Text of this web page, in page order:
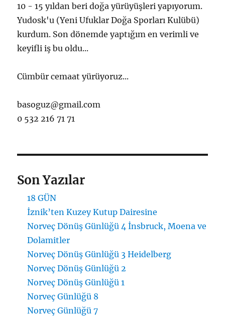
10 - 15 yıldan beri doğa yürüyüşleri yapıyorum.
Yudosk'u (Yeni Ufuklar Doğa Sporları Kulübü)
kurdum. Son dönemde yaptığım en verimli ve
keyifli iş bu oldu...
Cümbür cemaat yürüyoruz...
basoguz@gmail.com
0 532 216 71 71
Son Yazılar
18 GÜN
İznik’ten Kuzey Kutup Dairesine
Norveç Dönüş Günlüğü 4 İnsbruck, Moena ve
Dolamitler
Norveç Dönüş Günlüğü 3 Heidelberg
Norveç Dönüş Günlüğü 2
Norveç Dönüş Günlüğü 1
Norveç Günlüğü 8
Norveç Günlüğü 7